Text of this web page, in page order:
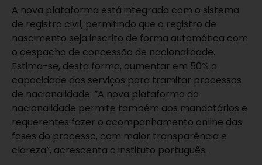
A nova plataforma está integrada com o sistema
de registro civil, permitindo que o registro de
nascimento seja inscrito de forma automática com
o despacho de concessão de nacionalidade.
Estima-se, desta forma, aumentar em 50% a
capacidade dos serviços para tramitar processos
de nacionalidade. “A nova plataforma da
nacionalidade permite também aos mandatários e
requerentes fazer o acompanhamento online das
fases do processo, com maior transparência e
clareza”, acrescenta o instituto português.